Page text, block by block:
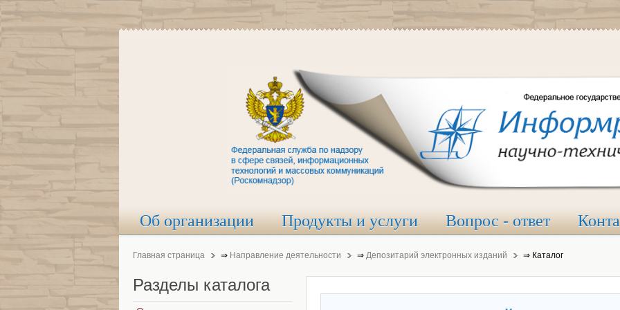
Об организации Продукты и услуги Вопрос - ответ
Главная страница ⇒ Направление деятельности ⇒ Депозитарий электронных изданий ⇒ Каталог
Разделы каталога